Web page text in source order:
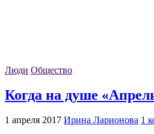
Люди Общество
Когда на душе
1 апреля 2017 Ирина Ларионова 1